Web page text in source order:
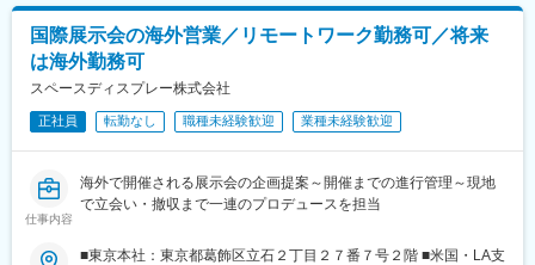
国際展示会の海外営業／リモートワーク勤務可／将来
は海外勤務可
スペースディスプレー株式会社
正社員 転勤なし 職種未経験歓迎 業種未経験歓迎
仕事内容
海外で開催される展示会の企画提案～開催までの進行管理～現地
で立会い・撤収まで一連のプロデュースを担当
■東京本社：東京都葛飾区立石２丁目２７番７号２階 ■米国・LA支